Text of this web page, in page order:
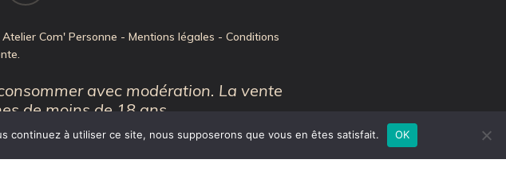
Atelier Com' Personne - Mentions légales - Conditions
.
avec modération. La vente
de moins de 18 ans.
continuez à utiliser ce site, nous supposerons que vous en êtes satisfait. OK